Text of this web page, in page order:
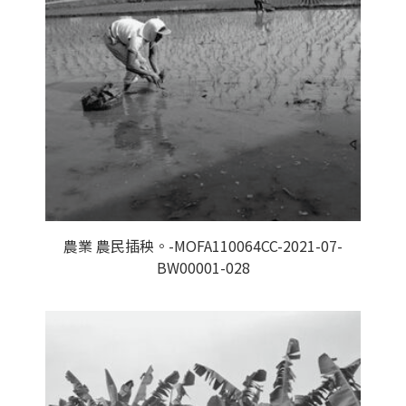
農業 農民插秧。-MOFA110064CC-2021-07-
BW00001-028